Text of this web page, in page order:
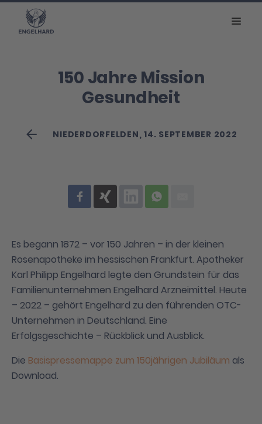
150 Jahre Mission
Gesundheit
NIEDERDORFELDEN, 14. SEPTEMBER 2022
Es begann 1872 – vor 150 Jahren – in der kleinen
Rosenapotheke im hessischen Frankfurt. Apotheker
Karl Philipp Engelhard legte den Grundstein für das
Familienunternehmen Engelhard Arzneimittel. Heute
– 2022 – gehört Engelhard zu den führenden OTC-
Unternehmen in Deutschland. Eine
Erfolgsgeschichte – Rückblick und Ausblick.
Die Basispressemappe zum 150jährigen Jubiläum als
Download.